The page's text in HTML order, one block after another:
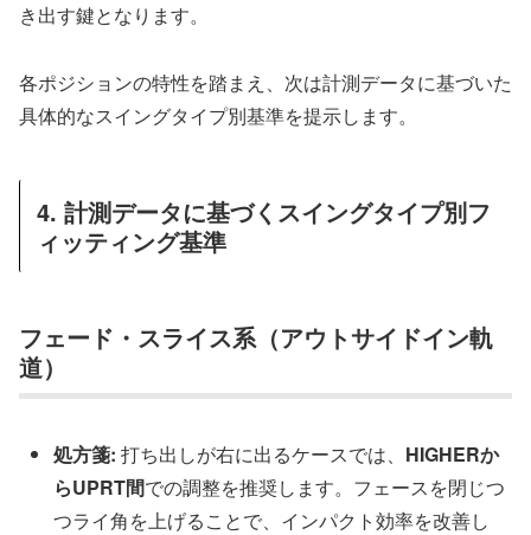
き出す鍵となります。
各ポジションの特性を踏まえ、次は計測データに基づいた
具体的なスイングタイプ別基準を提示します。
4. 計測データに基づくスイングタイプ別フ
ィッティング基準
フェード・スライス系（アウトサイドイン軌
道）
処方箋: 打ち出しが右に出るケースでは、 HIGHERか
らUPRT間での調整を推奨します。フェースを閉じつ
つライ角を上げることで、インパクト効率を改善し